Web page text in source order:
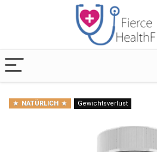
NATÜRLICH Gewichtsverlust